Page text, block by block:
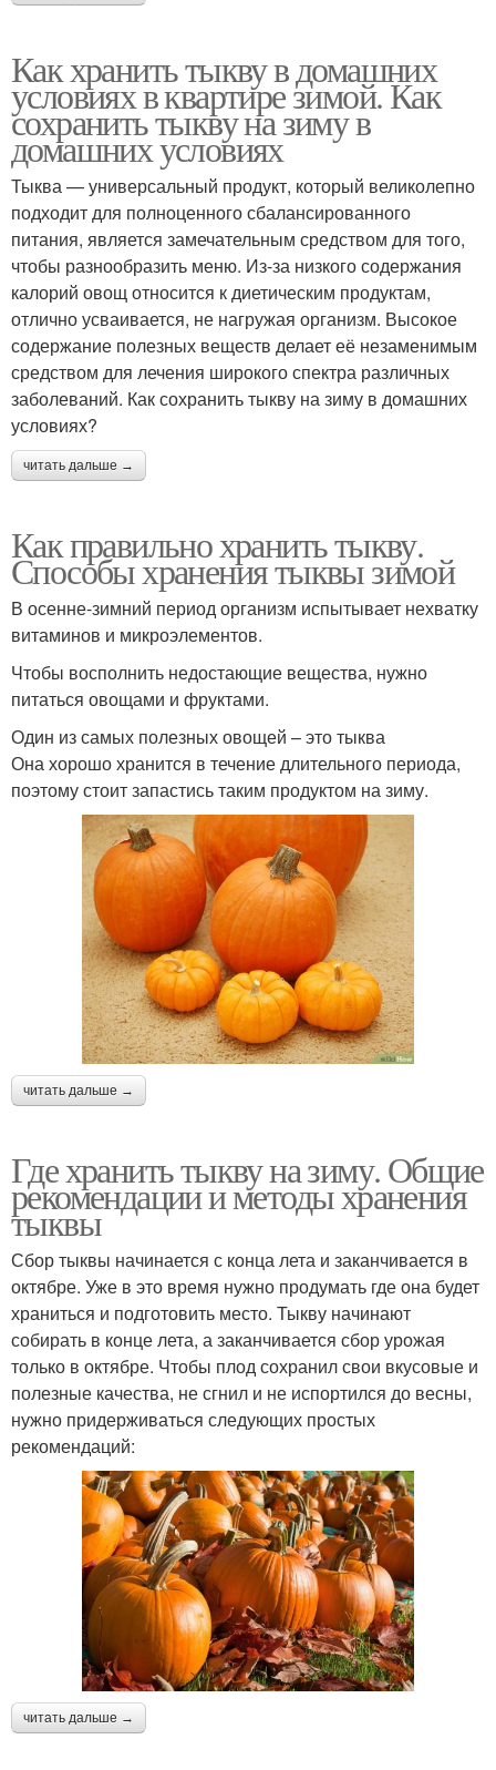
Как хранить тыкву в домашних
условиях в квартире зимой. Как
сохранить тыкву на зиму в
домашних условиях
Тыква — универсальный продукт, который великолепно
подходит для полноценного сбалансированного
питания, является замечательным средством для того,
чтобы разнообразить меню. Из-за низкого содержания
калорий овощ относится к диетическим продуктам,
отлично усваивается, не нагружая организм. Высокое
содержание полезных веществ делает её незаменимым
средством для лечения широкого спектра различных
заболеваний. Как сохранить тыкву на зиму в домашних
условиях?
читать дальше →
Как правильно хранить тыкву.
Способы хранения тыквы зимой
В осенне-зимний период организм испытывает нехватку
витаминов и микроэлементов.
Чтобы восполнить недостающие вещества, нужно
питаться овощами и фруктами.
Один из самых полезных овощей – это тыква
Она хорошо хранится в течение длительного периода,
поэтому стоит запастись таким продуктом на зиму.
читать дальше →
Где хранить тыкву на зиму. Общие
рекомендации и методы хранения
тыквы
Сбор тыквы начинается с конца лета и заканчивается в
октябре. Уже в это время нужно продумать где она будет
храниться и подготовить место. Тыкву начинают
собирать в конце лета, а заканчивается сбор урожая
только в октябре. Чтобы плод сохранил свои вкусовые и
полезные качества, не сгнил и не испортился до весны,
нужно придерживаться следующих простых
рекомендаций:
читать дальше →